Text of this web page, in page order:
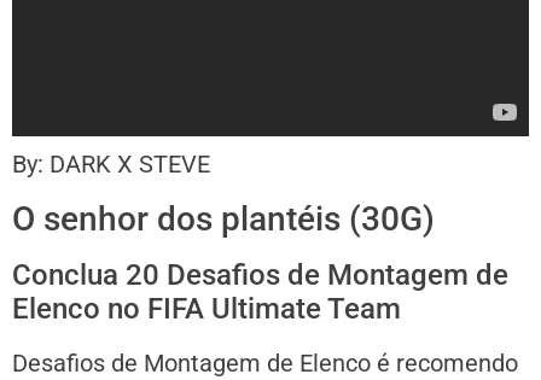
By: DARK X STEVE
O senhor dos plantéis (30G)
Conclua 20 Desafios de Montagem de
Elenco no FIFA Ultimate Team
Desafios de Montagem de Elenco é recomendo